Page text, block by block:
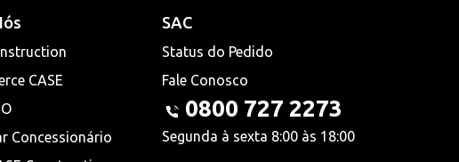
CASE
Concessionário
SAC
Status do Pedido
Fale Conosco
0800 727 2273
Segunda à sexta 8:00 às 18:00